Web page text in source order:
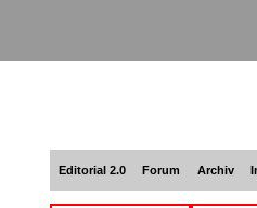
Editorial 2.0 Forum Archiv